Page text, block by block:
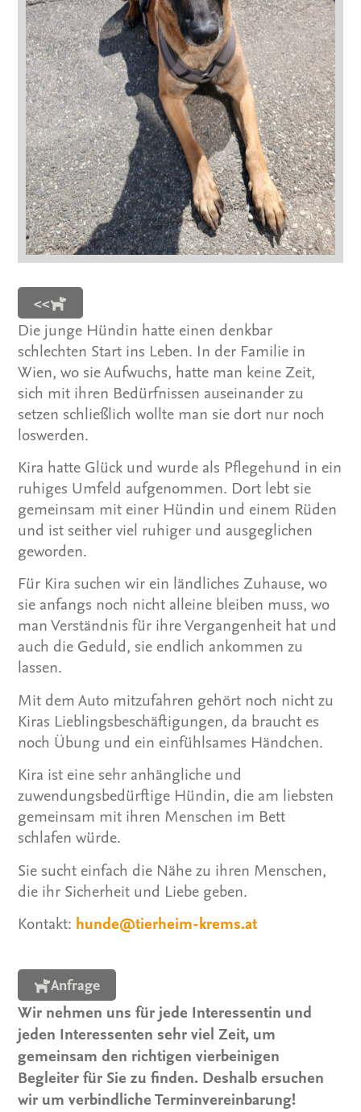
<<
Die junge Hündin hatte einen denkbar
schlechten Start ins Leben. In der Familie in
Wien, wo sie Aufwuchs, hatte man keine Zeit,
sich mit ihren Bedürfnissen auseinander zu
setzen schließlich wollte man sie dort nur noch
loswerden.
Kira hatte Glück und wurde als Pflegehund in ein
ruhiges Umfeld aufgenommen. Dort lebt sie
gemeinsam mit einer Hündin und einem Rüden
und ist seither viel ruhiger und ausgeglichen
geworden.
Für Kira suchen wir ein ländliches Zuhause, wo
sie anfangs noch nicht alleine bleiben muss, wo
man Verständnis für ihre Vergangenheit hat und
auch die Geduld, sie endlich ankommen zu
lassen.
Mit dem Auto mitzufahren gehört noch nicht zu
Kiras Lieblingsbeschäftigungen, da braucht es
noch Übung und ein einfühlsames Händchen.
Kira ist eine sehr anhängliche und
zuwendungsbedürftige Hündin, die am liebsten
gemeinsam mit ihren Menschen im Bett
schlafen würde.
Sie sucht einfach die Nähe zu ihren Menschen,
die ihr Sicherheit und Liebe geben.
Kontakt: hunde@tierheim-krems.at
Anfrage
Wir nehmen uns für jede Interessentin und
jeden Interessenten sehr viel Zeit, um
gemeinsam den richtigen vierbeinigen
Begleiter für Sie zu finden. Deshalb ersuchen
wir um verbindliche Terminvereinbarung!